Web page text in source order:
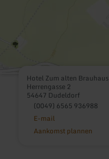
Hotel Zum alten Brauhaus
Herrengasse 2
54647 Dudeldorf
(0049) 6565 936988
E-mail
Aankomst plannen